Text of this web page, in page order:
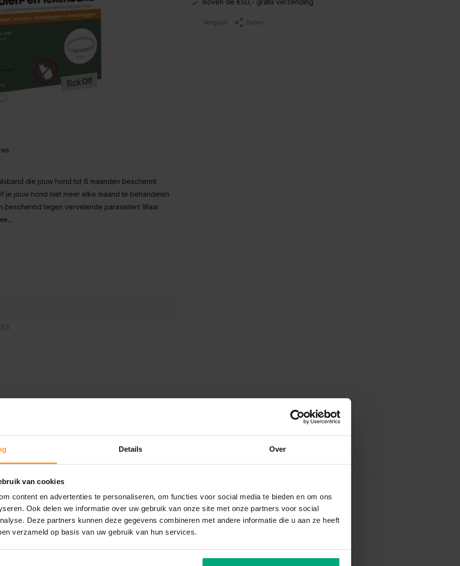
Details Over
van cookies
content en advertenties te personaliseren, om functies voor social media te bieden en om ons
Ook delen we informatie over uw gebruik van onze site met onze partners voor social
Deze partners kunnen deze gegevens combineren met andere informatie die u aan ze heeft
verzameld op basis van uw gebruik van hun services.
die jouw hond tot 6 maanden beschermt
jouw hond niet meer elke maand te behandelen
beschermd tegen vervelende parasieten! Waar
Boven de €50,- gratis verzending
Vergelijk Delen